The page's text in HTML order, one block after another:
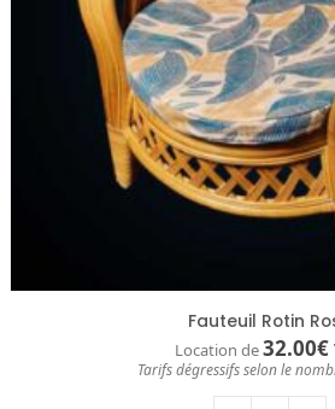
Fauteuil Rotin
Location de32.00€
Tarifs dégressifs selon le